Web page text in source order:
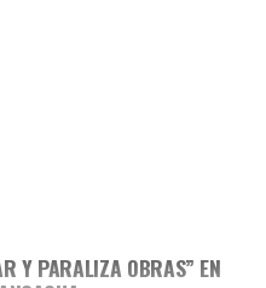
Y PARALIZA OBRAS” EN